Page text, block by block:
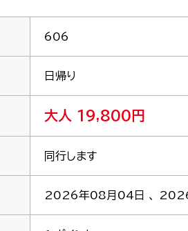
606
日帰り
大人 19,800円
同行します
2026年08月04日 、